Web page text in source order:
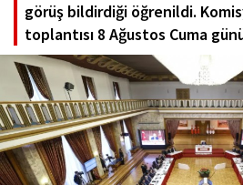
görüş bildirdiği öğrenildi.
toplantısı 8 Ağustos Cuma